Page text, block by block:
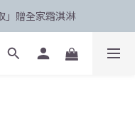
」贈全家霜淇淋